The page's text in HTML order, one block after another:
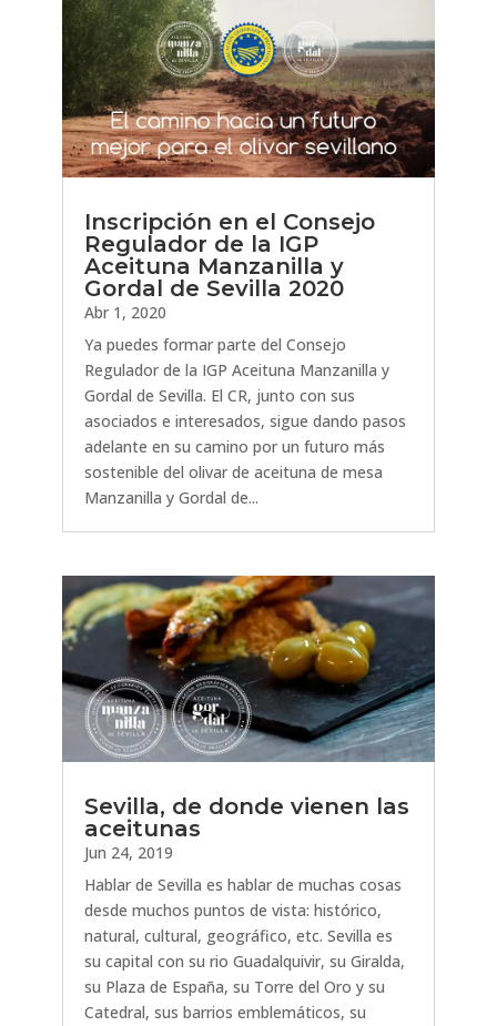
Inscripción en el Consejo
Regulador de la IGP
Aceituna Manzanilla y
Gordal de Sevilla 2020
Abr 1, 2020
Ya puedes formar parte del Consejo
Regulador de la IGP Aceituna Manzanilla y
Gordal de Sevilla. El CR, junto con sus
asociados e interesados, sigue dando pasos
adelante en su camino por un futuro más
sostenible del olivar de aceituna de mesa
Manzanilla y Gordal de...
Sevilla, de donde vienen las
aceitunas
Jun 24, 2019
Hablar de Sevilla es hablar de muchas cosas
desde muchos puntos de vista: histórico,
natural, cultural, geográfico, etc. Sevilla es
su capital con su rio Guadalquivir, su Giralda,
su Plaza de España, su Torre del Oro y su
Catedral, sus barrios emblemáticos, su